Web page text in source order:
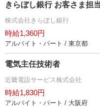
きらぼし銀行 お客さま担
株式会社きらぼし銀行
時給1,360円
アルバイト・パート / 東京都
電気主任技術者
近畿電設サービス株式会社
時給1,830円
アルバイト・パート / 大阪府